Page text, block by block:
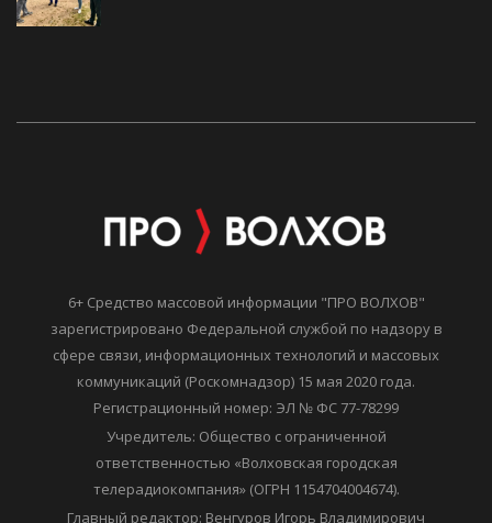
6+ Средство массовой информации "ПРО ВОЛХОВ"
зарегистрировано Федеральной службой по надзору в
сфере связи, информационных технологий и массовых
коммуникаций (Роскомнадзор) 15 мая 2020 года.
Регистрационный номер: ЭЛ № ФС 77-78299
Учредитель: Общество с ограниченной
ответственностью «Волховская городская
телерадиокомпания» (ОГРН 1154704004674).
Главный редактор: Венгуров Игорь Владимирович